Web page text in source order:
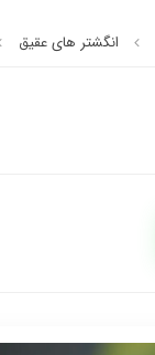
انگشتر های عقیق